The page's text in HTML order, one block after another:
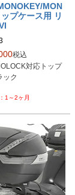
MON
プケース用 リ
税込
対応トップ
ック
1～2ヶ月